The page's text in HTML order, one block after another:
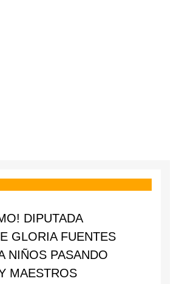
DIPUTADA
GLORIA FUENTES
NIÑOS PASANDO
MAESTROS